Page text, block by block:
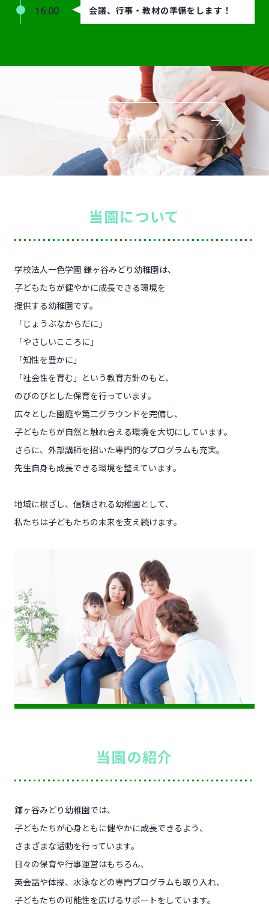
16:00 会議、行事・教材の準備をします！
応募する
当園について
学校法人一色学園 鎌ヶ谷みどり幼稚園は、
子どもたちが健やかに成長できる環境を
提供する幼稚園です。
「じょうぶなからだに」
「やさしいこころに」
「知性を豊かに」
「社会性を育む」という教育方針のもと、
のびのびとした保育を行っています。
広々とした園庭や第二グラウンドを完備し、
子どもたちが自然と触れ合える環境を大切にしています。
さらに、外部講師を招いた専門的なプログラムも充実。
先生自身も成長できる環境を整えています。
地域に根ざし、信頼される幼稚園として、
私たちは子どもたちの未来を支え続けます。
当園の紹介
鎌ヶ谷みどり幼稚園では、
子どもたちが心身ともに健やかに成長できるよう、
さまざまな活動を行っています。
日々の保育や行事運営はもちろん、
英会話や体操、水泳などの専門プログラムも取り入れ、
子どもたちの可能性を広げるサポートをしています。